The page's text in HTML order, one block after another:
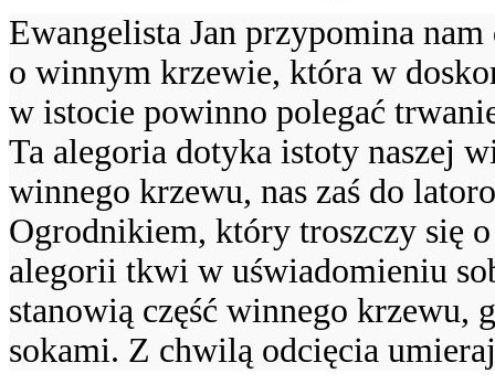
Ewangelista Jan przypomina
o winnym krzewie, która w
w istocie powinno polegać
Ta alegoria dotyka istoty naszej
winnego krzewu, nas zaś do
Ogrodnikiem, który troszczy się
alegorii tkwi w uświadomieniu
stanowią część winnego krzewu,
sokami. Z chwilą odcięcia